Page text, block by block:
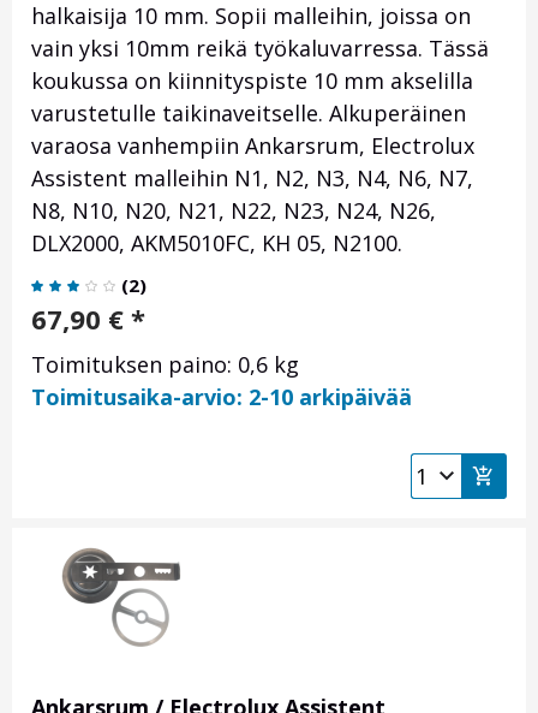
halkaisija 10 mm. Sopii malleihin, joissa on
vain yksi 10mm reikä työkaluvarressa. Tässä
koukussa on kiinnityspiste 10 mm akselilla
varustetulle taikinaveitselle. Alkuperäinen
varaosa vanhempiin Ankarsrum, Electrolux
Assistent malleihin N1, N2, N3, N4, N6, N7,
N8, N10, N20, N21, N22, N23, N24, N26,
DLX2000, AKM5010FC, KH 05, N2100.
(2)
67,90 € *
Toimituksen paino: 0,6 kg
Toimitusaika-arvio: 2-10 arkipäivää